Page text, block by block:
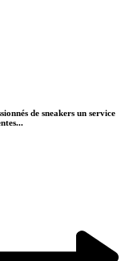
de sneakers un service